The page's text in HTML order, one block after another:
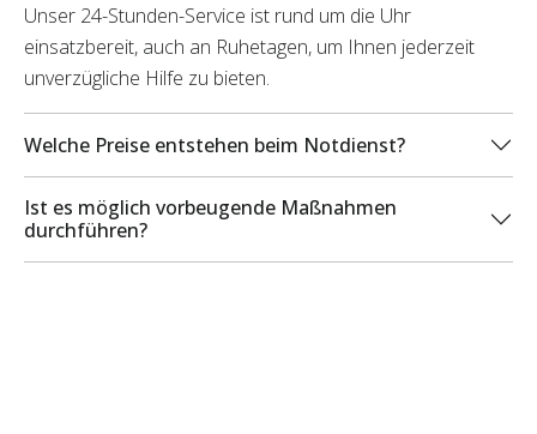
Unser 24-Stunden-Service ist rund um die Uhr
einsatzbereit, auch an Ruhetagen, um Ihnen jederzeit
unverzügliche Hilfe zu bieten.
Welche Preise entstehen beim Notdienst?
Ist es möglich vorbeugende Maßnahmen
durchführen?